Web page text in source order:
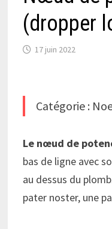
(dropper
17 juin 2022
Catégorie :
Le nœud de
bas de ligne avec
au dessus du
pater noster, une